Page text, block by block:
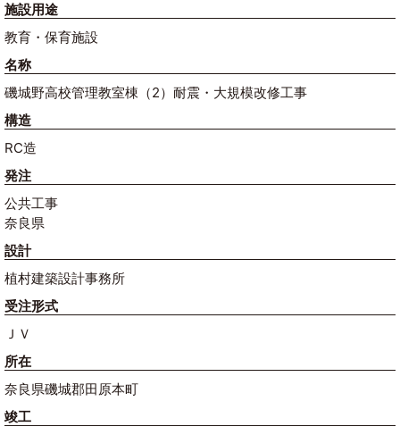
施設用途
教育・保育施設
名称
磯城野高校管理教室棟（2）耐震・大規模改修工事
構造
RC造
発注
公共工事
奈良県
設計
植村建築設計事務所
受注形式
ＪＶ
所在
奈良県磯城郡田原本町
竣工